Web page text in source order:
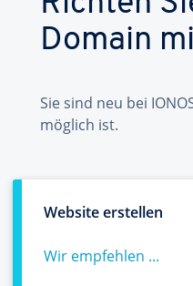
Domain
Sie sind neu bei
möglich ist.
Website erstellen
Wir empfehlen ...